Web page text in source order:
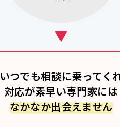
いつでも相談に乗ってく
対応が素早い専門家には
なかなか出会えません